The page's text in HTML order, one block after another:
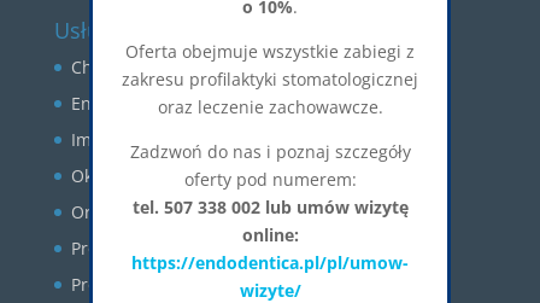
Usługi
Chirurgia stomatologiczna
Endodoncja
Implantologia
Okluzja
Ortodoncja
Profilaktyka
Protetyka
o 10%.
Oferta obejmuje wszystkie zabiegi z
zakresu profilaktyki stomatologicznej
oraz leczenie zachowawcze.
Zadzwoń do nas i poznaj szczegóły
oferty pod numerem:
tel. 507 338 002 lub umów wizytę
online:
https://endodentica.pl/pl/umow-
wizyte/